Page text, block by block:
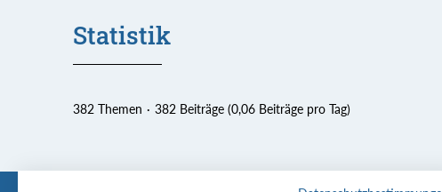
Statistik
382 Themen 382 Beiträge (0,06 Beiträge pro Tag)